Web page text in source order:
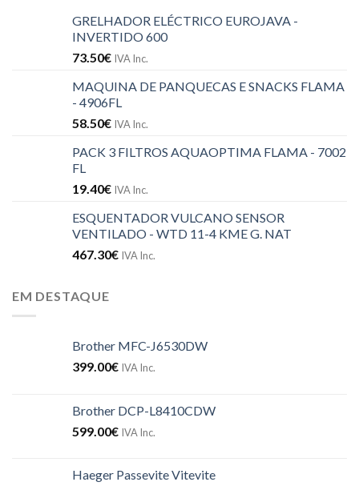
GRELHADOR ELÉCTRICO EUROJAVA -
INVERTIDO 600
73.50€ IVA Inc.
MAQUINA DE PANQUECAS E SNACKS FLAMA
- 4906FL
58.50€ IVA Inc.
PACK 3 FILTROS AQUAOPTIMA FLAMA - 7002
FL
19.40€ IVA Inc.
ESQUENTADOR VULCANO SENSOR
VENTILADO - WTD 11-4 KME G. NAT
467.30€ IVA Inc.
EM DESTAQUE
Brother MFC-J6530DW
399.00€ IVA Inc.
Brother DCP-L8410CDW
599.00€ IVA Inc.
Haeger Passevite Vitevite